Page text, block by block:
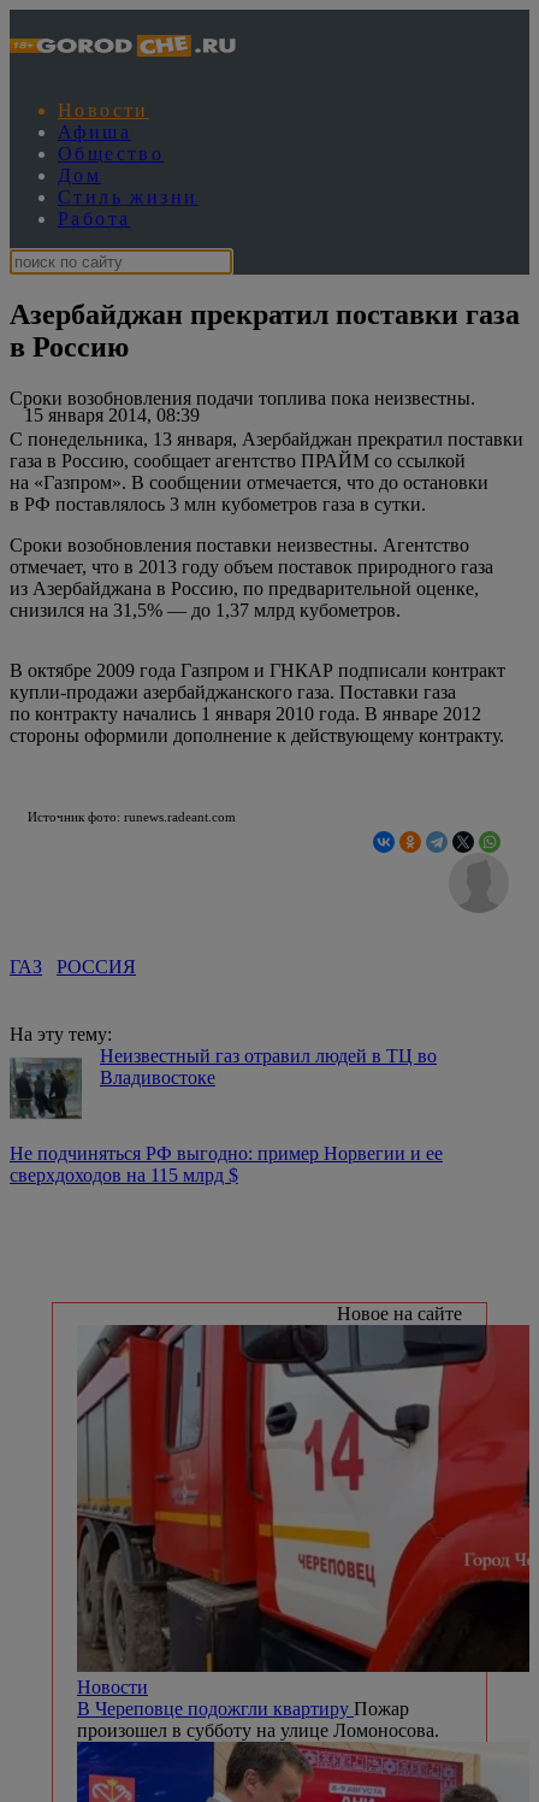
Новости
Афиша
Общество
Дом
Стиль жизни
Работа
Азербайджан прекратил поставки газа
в Россию
15 января 2014, 08:39
Сроки возобновления подачи топлива пока неизвестны.
С понедельника, 13 января, Азербайджан прекратил поставки
газа в Россию, сообщает агентство ПРАЙМ со ссылкой
на «Газпром». В сообщении отмечается, что до остановки
в РФ поставлялось 3 млн кубометров газа в сутки.
Сроки возобновления поставки неизвестны. Агентство
отмечает, что в 2013 году объем поставок природного газа
из Азербайджана в Россию, по предварительной оценке,
снизился на 31,5% — до 1,37 млрд кубометров.
В октябре 2009 года Газпром и ГНКАР подписали контракт
купли-продажи азербайджанского газа. Поставки газа
по контракту начались 1 января 2010 года. В январе 2012
стороны оформили дополнение к действующему контракту.
Источник фото: runews.radeant.com
ГАЗ РОССИЯ
На эту тему:
Неизвестный газ отравил людей в ТЦ во
Владивостоке
Не подчиняться РФ выгодно: пример Норвегии и ее
сверхдоходов на 115 млрд $
Новое на сайте
Новости
В Череповце подожгли квартиру Пожар
произошел в субботу на улице Ломоносова.